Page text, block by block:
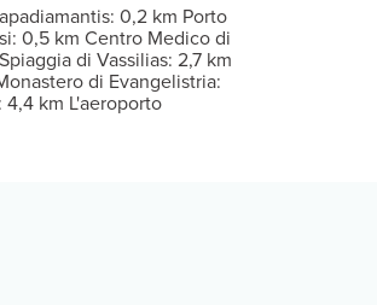
0,2 km Porto
0,5 km Centro Medico di
di Vassilias: 2,7 km
di Evangelistria:
km L'aeroporto